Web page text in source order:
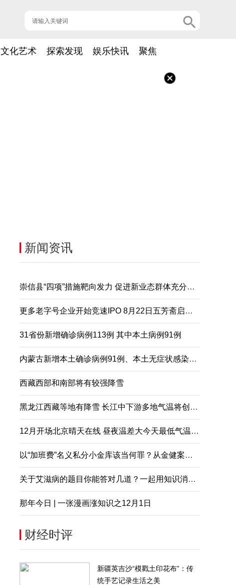
文化艺术 探索发现 娱乐快讯 聚焦
新闻资讯
崇信县“四项”措施靶向发力 促进新业态群体充分就业
更多老字号企业开始竞速IPO 8月22日五芳斋启动申购
31省份新增确诊病例113例 其中本土病例91例
内蒙古新增本土确诊病例91例、本土无症状感染者2例
西藏西部和南部将有较强降雪
黑龙江西藏等地有降雪 长江中下游多地气温将创下半年来新低
12月开场北京晴天在线 昼夜温差大今天最低气温仅-5℃
以“加班费”名义私分小金库该当何罪？从金健案说起
关于艾滋病的题目你能答对几道？一起用知识消除误解
那年今日 | 一张漫画涨知识之12月1日
财经时评
新疆英吉沙“模戳土印花布”：传
统手艺记录生活之美